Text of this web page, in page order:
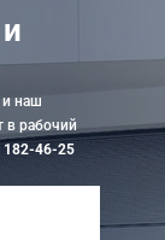
и наш
в рабочий
182-46-25